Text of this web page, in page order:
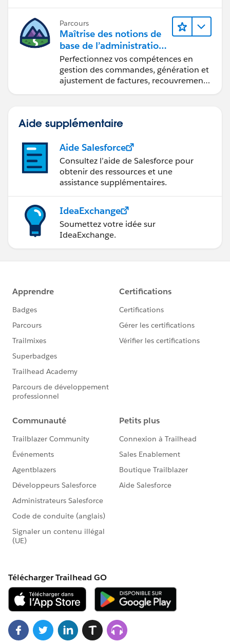
Parcours
Maîtrise des notions de
base de l’administration
de Salesforce Billing
Perfectionnez vos compétences en
gestion des commandes, génération et
ajustement de factures, recouvrement
Aide supplémentaire
Aide Salesforce
Consultez l’aide de Salesforce pour
obtenir des ressources et une
assistance supplémentaires.
IdeaExchange
Soumettez votre idée sur
IdeaExchange.